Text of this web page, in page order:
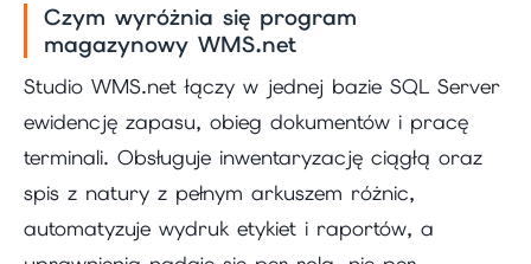
Czym wyróżnia się program
magazynowy WMS.net
Studio WMS.net łączy w jednej bazie SQL Server
ewidencję zapasu, obieg dokumentów i pracę
terminali. Obsługuje inwentaryzację ciągłą oraz
spis z natury z pełnym arkuszem różnic,
automatyzuje wydruk etykiet i raportów, a